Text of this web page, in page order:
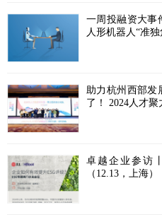
一周投融资大事
人形机器人“准
助力杭州西部发
了！ 2024人才
卓越企业参访
（12.13，上海）